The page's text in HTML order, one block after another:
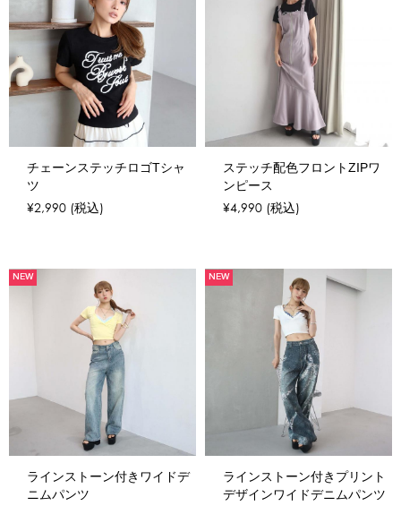
チェーンステッチロゴTシャ
ツ
¥2,990 (税込)
ステッチ配色フロントZIPワ
ンピース
¥4,990 (税込)
NEW
ラインストーン付きワイドデ
ニムパンツ
NEW
ラインストーン付きプリント
デザインワイドデニムパンツ